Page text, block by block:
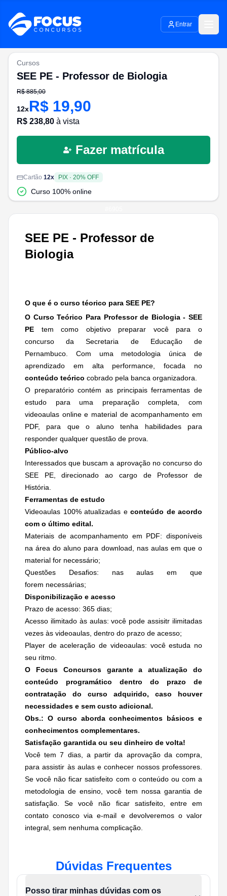
Entrar
SEE PE - Professor de
Biologia
O que é o curso téorico para SEE PE?
O Curso Teórico Para Professor de Biologia - SEE
PE tem como objetivo preparar você para o
concurso da Secretaria de Educação de
Pernambuco. Com uma metodologia única de
aprendizado em alta performance, focada no
conteúdo teórico cobrado pela banca organizadora.
O preparatório contém as principais ferramentas de
estudo para uma preparação completa, com
videoaulas online e material de acompanhamento em
PDF, para que o aluno tenha habilidades para
responder qualquer questão de prova.
Público-alvo
Interessados que buscam a aprovação no concurso do
SEE PE, direcionado ao cargo de Professor de
História.
Ferramentas de estudo
Videoaulas 100% atualizadas e conteúdo de acordo
com o último edital.
Materiais de acompanhamento em PDF: disponíveis
na área do aluno para download, nas aulas em que o
material for necessário;
Questões Desafios: nas aulas em que
forem necessárias;
Disponibilização e acesso
Prazo de acesso: 365 dias;
Acesso ilimitado às aulas: você pode assisitr ilimitadas
vezes às videoaulas, dentro do prazo de acesso;
Player de aceleração de videoaulas: você estuda no
seu ritmo.
O Focus Concursos garante a atualização do
conteúdo programático dentro do prazo de
contratação do curso adquirido, caso houver
necessidades e sem custo adicional.
Obs.: O curso aborda conhecimentos básicos e
conhecimentos complementares.
Satisfação garantida ou seu dinheiro de volta!
Você tem 7 dias, a partir da aprovação da compra,
para assistir às aulas e conhecer nossos professores.
Se você não ficar satisfeito com o conteúdo ou com a
metodologia de ensino, você tem nossa garantia de
satisfação. Se você não ficar satisfeito, entre em
contato conosco via e-mail e devolveremos o valor
integral, sem nenhuma complicação.
Dúvidas Frequentes
Posso tirar minhas dúvidas com os
Cursos
SEE PE - Professor de Biologia
R$885,00
12xR$ 19,90
R$ 238,80 à vista
Fazer matrícula
Cartão 12x PIX · 20% OFF
Curso 100% online